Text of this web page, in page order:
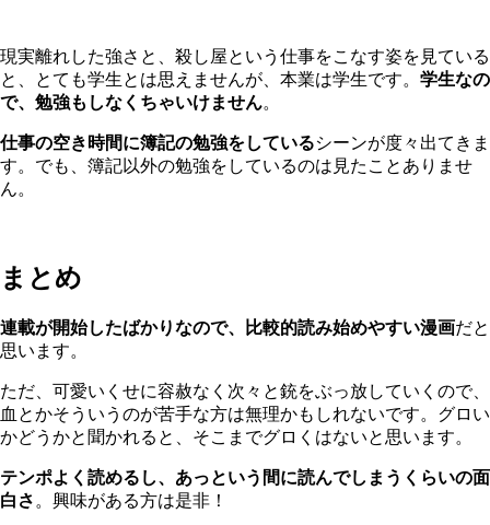
現実離れした強さと、殺し屋という仕事をこなす姿を見ている
と、とても学生とは思えませんが、本業は学生です。 学生なの
で、勉強もしなくちゃいけません。
仕事の空き時間に簿記の勉強をしているシーンが度々出てきま
す。でも、簿記以外の勉強をしているのは見たことありませ
ん。
まとめ
連載が開始したばかりなので、比較的読み始めやすい漫画だと
思います。
ただ、可愛いくせに容赦なく次々と銃をぶっ放していくので、
血とかそういうのが苦手な方は無理かもしれないです。グロい
かどうかと聞かれると、そこまでグロくはないと思います。
テンポよく読めるし、あっという間に読んでしまうくらいの面
白さ 。興味がある方は是非！